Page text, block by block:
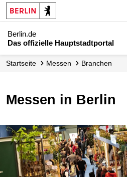
Berlin.de
Das offizielle Hauptstadtportal
Startseite Messen Branchen
Messen in Berlin